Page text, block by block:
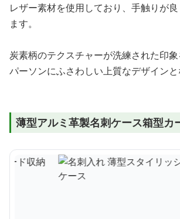
レザー素材を使用しており、手触りが
ます。
炭素柄のテクスチャーが洗練された印
パーソンにふさわしい上質なデザインと
薄型アルミ革製名刺ケース箱型カ